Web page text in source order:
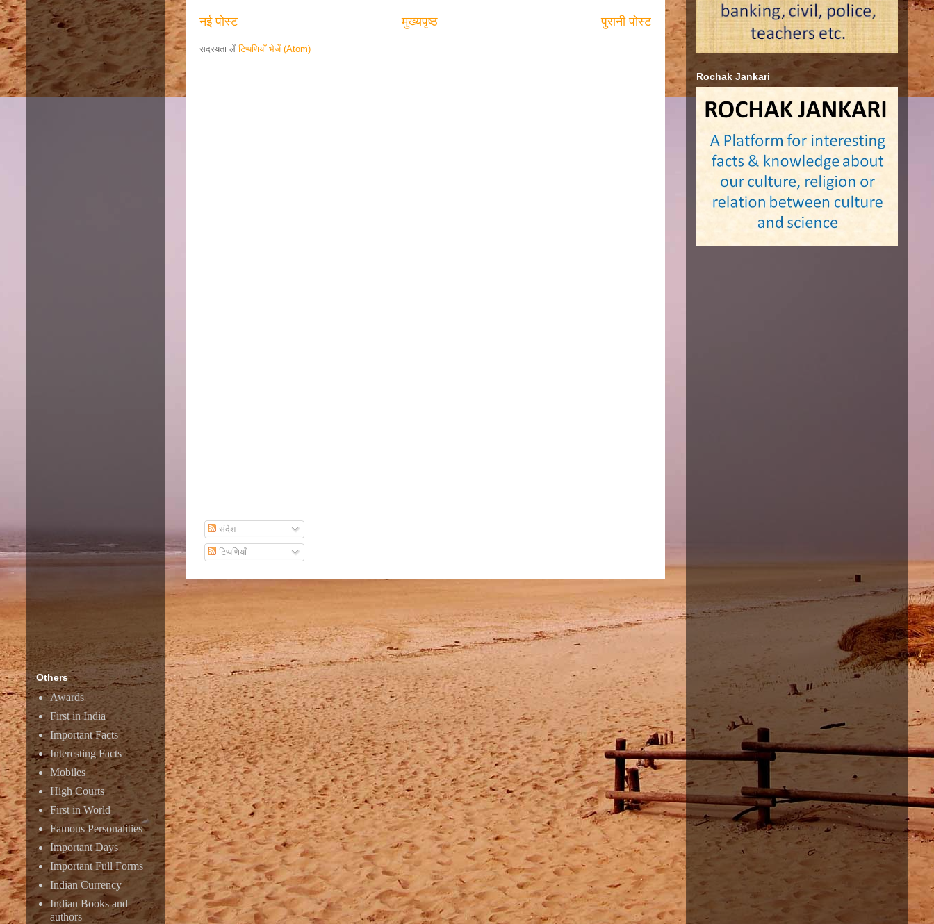
नई पोस्ट पुरानी पोस्ट
मुख्यपृष्ठ
सदस्यता लेंटिप्पणियाँ भेजें (Atom)
संदेश
टिप्पणियाँ
Others
Awards
First in India
Important Facts
Interesting Facts
Mobiles
High Courts
First in World
Famous Personalities
Important Days
Important Full Forms
Indian Currency
Indian Books and
authors
Rochak Jankari